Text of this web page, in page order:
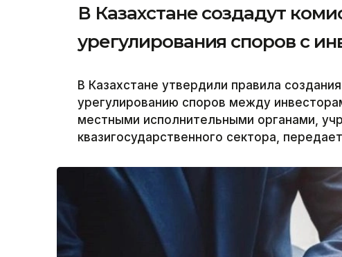
В Казахстане создадут
урегулирования споров с
В Казахстане утвердили правила
урегулированию споров между
местными исполнительными органами,
квазигосударственного сектора,